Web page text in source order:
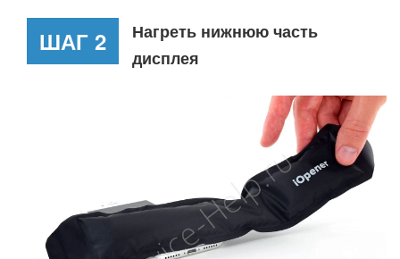
ШАГ 2
Нагреть нижнюю часть
дисплея